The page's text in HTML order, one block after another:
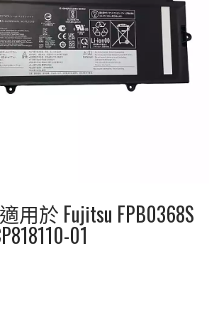
用於 Fujitsu FPB0368S
01